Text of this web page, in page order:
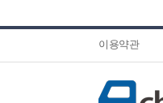
이용약관